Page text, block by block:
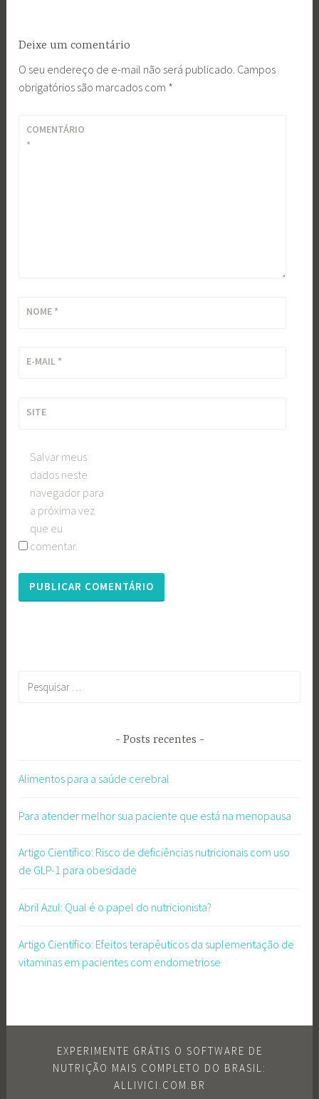
Deixe um comentário
O seu endereço de e-mail não será publicado. Campos
obrigatórios são marcados com *
COMENTÁRIO
*
NOME *
E-MAIL *
SITE
Salvar meus
dados neste
navegador para
a próxima vez
que eu
comentar.
Posts recentes
Alimentos para a saúde cerebral
Para atender melhor sua paciente que está na menopausa
Artigo Científico: Risco de deficiências nutricionais com uso
de GLP-1 para obesidade
Abril Azul: Qual é o papel do nutricionista?
Artigo Científico: Efeitos terapêuticos da suplementação de
vitaminas em pacientes com endometriose
EXPERIMENTE GRÁTIS O SOFTWARE DE
NUTRIÇÃO MAIS COMPLETO DO BRASIL:
ALLIVICI.COM.BR